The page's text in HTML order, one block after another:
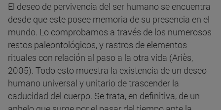
El deseo de pervivencia del ser humano se encuentra
desde que este posee memoria de su presencia en el
mundo. Lo comprobamos a través de los numerosos
restos paleontológicos, y rastros de elementos
rituales con relación al paso a la otra vida (Ariès,
2005). Todo esto muestra la existencia de un deseo
humano universal y unitario de trascender la
caducidad del cuerpo. Se trata, en definitiva, de un